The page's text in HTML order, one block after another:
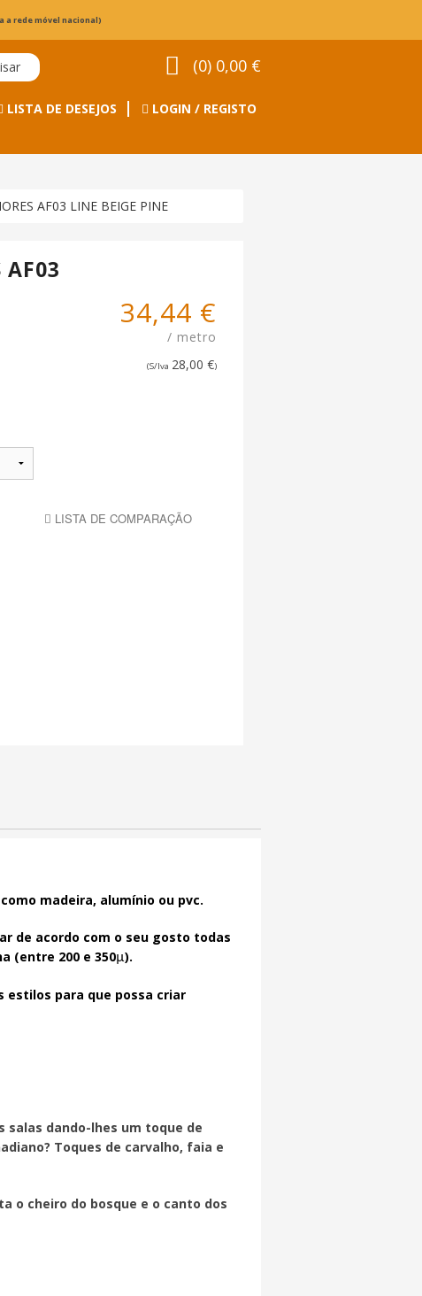
a rede móvel nacional)
(0) 0,00 €
LISTA DE DESEJOS LOGIN / REGISTO
AF03 LINE BEIGE PINE
AF03
34,44 €
/ metro
(S/Iva 28,00 €)
LISTA DE COMPARAÇÃO
madeira, alumínio ou pvc.
de acordo com o seu gosto todas
(entre 200 e 350µ).
estilos para que possa criar
salas dando-lhes um toque de
Toques de carvalho, faia e
o cheiro do bosque e o canto dos